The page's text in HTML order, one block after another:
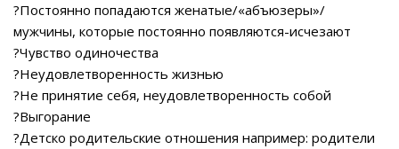
?Постоянно попадаются женатые/«абъюзеры»/
мужчины, которые постоянно появляются-исчезают
?Чувство одиночества
?Неудовлетворенность жизнью
?Не принятие себя, неудовлетворенность собой
?Выгорание
?Детско родительские отношения например: родители